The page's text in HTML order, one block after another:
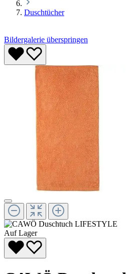
Duschtücher
Bildergalerie überspringen
Auf Lager